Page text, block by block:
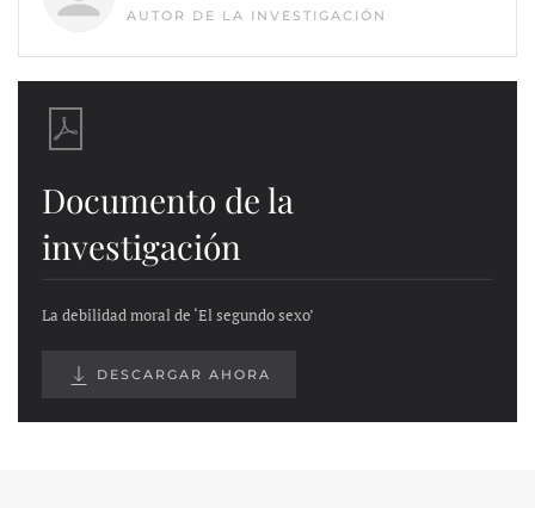
AUTOR DE LA INVESTIGACIÓN
Documento de la
investigación
La debilidad moral de ‘El segundo sexo’
DESCARGAR AHORA